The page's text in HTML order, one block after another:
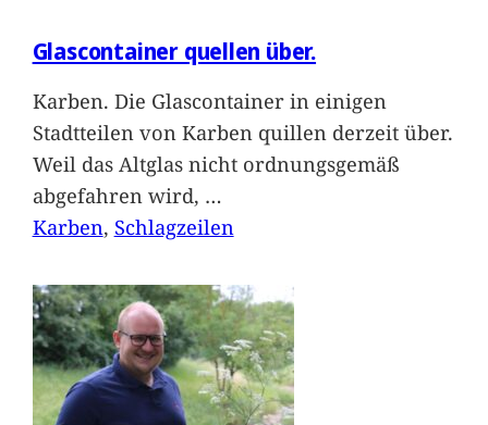
Glascontainer quellen über.
Karben. Die Glascontainer in einigen
Stadtteilen von Karben quillen derzeit über.
Weil das Altglas nicht ordnungsgemäß
abgefahren wird, …
Karben, Schlagzeilen